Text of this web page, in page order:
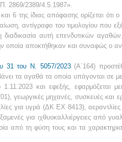
2869/2389/4.5.1987».
6 της ίδιας απόφασης ορίζεται
αντίγραφο του τιμολογίου που
διαδικασία αυτή επενδυτικών
οποία αποκτήθηκαν και συναφώς ο
31 του Ν. 5057/2023(Α΄164)
τα αγαθά τα οποία υπάγονται σε
και εφεξής, εφαρμόζεται
γεωργικές μηχανές, συσκευές
για υγρά (ΔΚ ΕΧ 8413),
για ιχθυοκαλλιέργειες από
τη φύση τους και τα